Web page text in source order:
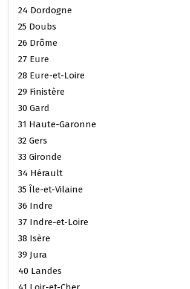
24 Dordogne
25 Doubs
26 Drôme
27 Eure
28 Eure-et-Loire
29 Finistère
30 Gard
31 Haute-Garonne
32 Gers
33 Gironde
34 Hérault
35 Île-et-Vilaine
36 Indre
37 Indre-et-Loire
38 Isère
39 Jura
40 Landes